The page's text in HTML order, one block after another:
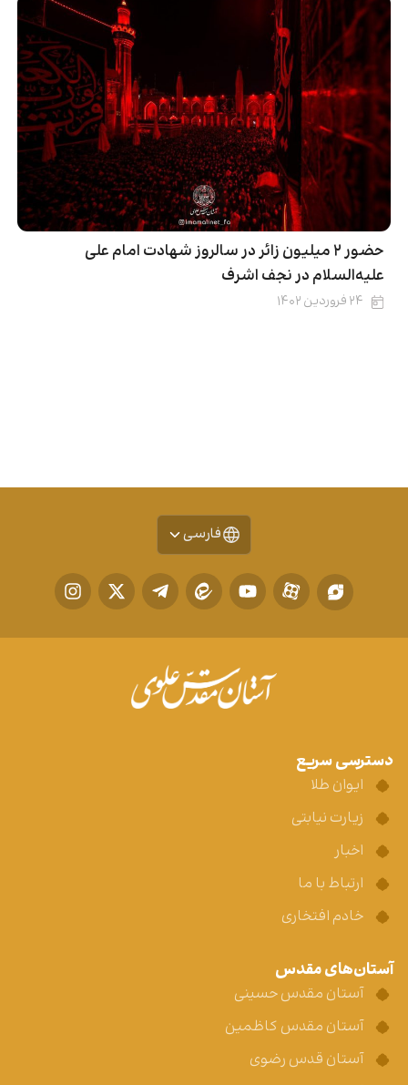
حضور ۲ میلیون زائر در سالروز شهادت امام علی
علیه‌السلام در نجف اشرف
۲۴ فروردین ۱۴۰۲
فارسی
دسترسی سریع
ایوان طلا
زیارت نیابتی
اخبار
ارتباط با ما
خادم افتخاری
آستان‌های مقدس
آستان مقدس حسینی
آستان مقدس کاظمین
آستان قدس رضوی